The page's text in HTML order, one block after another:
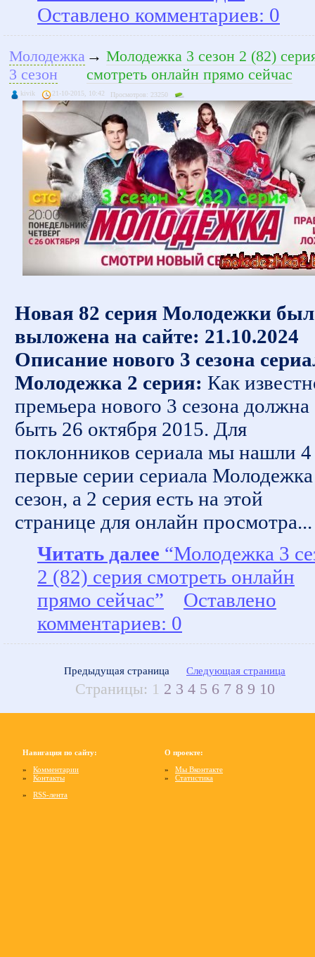
Оставлено комментариев: 0
Молодежка
3 сезон
→ Молодежка 3 сезон 2 (82)
смотреть онлайн прямо сейчас
kivik 21-10-2015, 10:42 Просмотров: 23250
Новая 82 серия Молодежки
выложена на сайте: 21.10.2024
Описание нового 3 сезона
Молодежка 2 серия: Как
премьера нового 3 сезона должна
быть 26 октября 2015. Для
поклонников сериала мы нашли 4
первые серии сериала
сезон, а 2 серия есть на этой
странице для онлайн просмотра...
Читать далее “Молодежка 3
2 (82) серия смотреть онлайн
прямо сейчас”
Оставлено
комментариев: 0
Предыдущая страница Следующая страница
Страницы: 1 2 3 4 5 6 7 8 9 10
Навигация по сайту:
» Комментарии
» Контакты
» RSS-лента
О проекте:
» Мы Вконтакте
» Статистика